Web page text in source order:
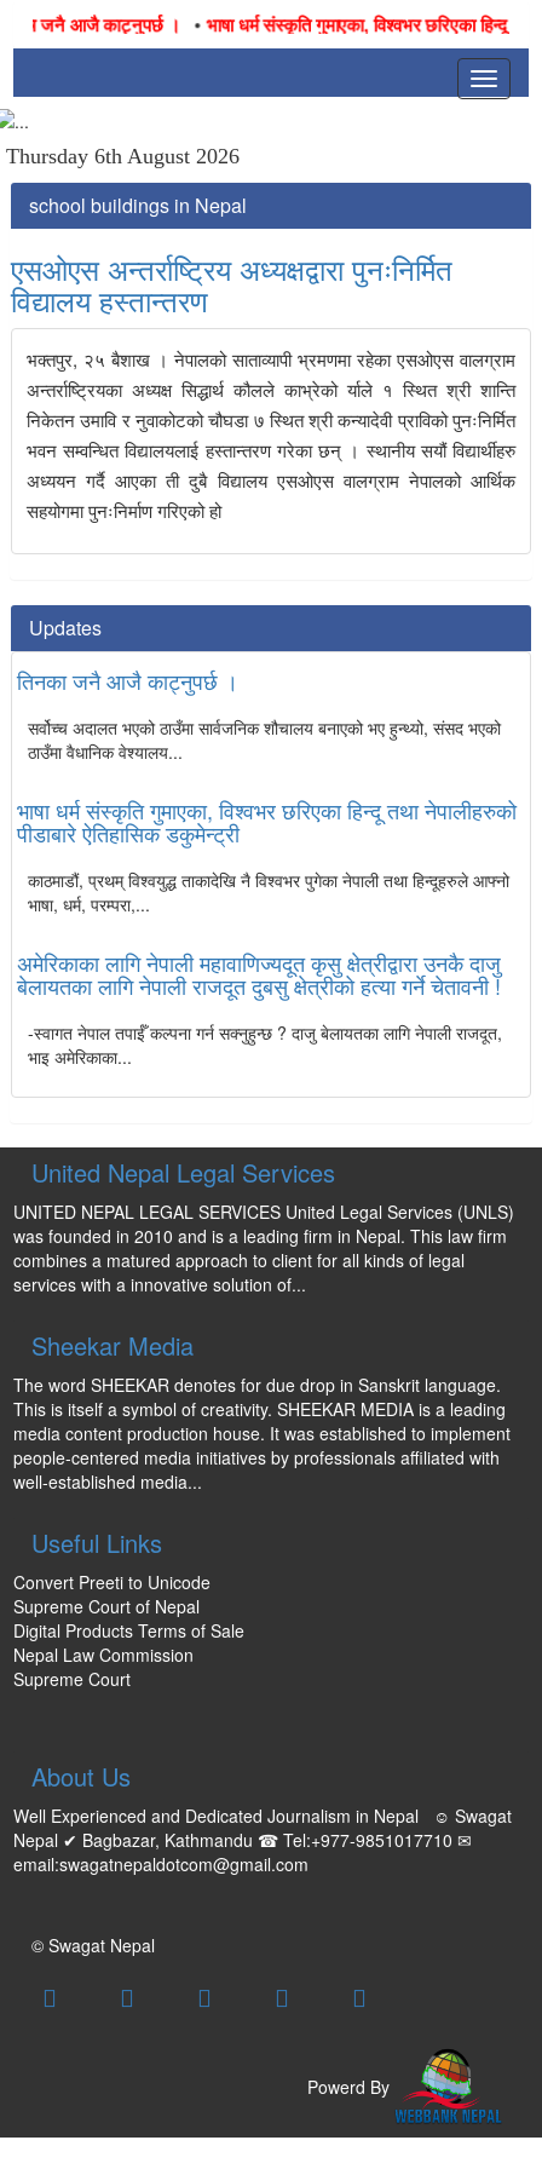
जनै आजै काट्नुपर्छ । भाषा धर्म संस्कृति गुमाएका, विश्वभर छरिएका हिन्दू तथा
Toggle
Thursday 6th August 2026
school buildings in Nepal
एसओएस अन्तर्राष्ट्रिय अध्यक्षद्वारा पुनःनिर्मित
विद्यालय हस्तान्तरण
भक्तपुर, २५ बैशाख । नेपालको साताव्यापी भ्रमणमा रहेका एसओएस वालग्राम
अन्तर्राष्ट्रियका अध्यक्ष सिद्धार्थ कौलले काभ्रेको र्याले १ स्थित श्री शान्ति
निकेतन उमावि र नुवाकोटको चौघडा ७ स्थित श्री कन्यादेवी प्राविको पुनःनिर्मित
भवन सम्वन्धित विद्यालयलाई हस्तान्तरण गरेका छन् । स्थानीय सयौं विद्यार्थीहरु
अध्ययन गर्दै आएका ती दुबै विद्यालय एसओएस वालग्राम नेपालको आर्थिक
सहयोगमा पुनःनिर्माण गरिएको हो
Updates
तिनका जनै आजै काट्नुपर्छ ।
सर्वोच्च अदालत भएको ठाउँमा सार्वजनिक शौचालय बनाएको भए हुन्थ्यो, संसद भएको
ठाउँमा वैधानिक वेश्यालय...
भाषा धर्म संस्कृति गुमाएका, विश्वभर छरिएका हिन्दू तथा नेपालीहरुको
पीडाबारे ऐतिहासिक डकुमेन्ट्री
काठमाडौं, प्रथम् विश्वयुद्ध ताकादेखि नै विश्वभर पुगेका नेपाली तथा हिन्दूहरुले आफ्नो
भाषा, धर्म, परम्परा,...
अमेरिकाका लागि नेपाली महावाणिज्यदूत कृसु क्षेत्रीद्वारा उनकै दाजु
बेलायतका लागि नेपाली राजदूत दुबसु क्षेत्रीको हत्या गर्ने चेतावनी !
-स्वागत नेपाल तपाईँ कल्पना गर्न सक्नुहुन्छ ? दाजु बेलायतका लागि नेपाली राजदूत,
भाइ अमेरिकाका...
United Nepal Legal Services
UNITED NEPAL LEGAL SERVICES United Legal Services (UNLS)
was founded in 2010 and is a leading firm in Nepal. This law firm
combines a matured approach to client for all kinds of legal
services with a innovative solution of...
Sheekar Media
The word SHEEKAR denotes for due drop in Sanskrit language.
This is itself a symbol of creativity. SHEEKAR MEDIA is a leading
media content production house. It was established to implement
people-centered media initiatives by professionals affiliated with
well-established media...
Useful Links
Convert Preeti to Unicode
Supreme Court of Nepal
Digital Products Terms of Sale
Nepal Law Commission
Supreme Court
About Us
Well Experienced and Dedicated Journalism in Nepal ☺ Swagat
Nepal ✔ Bagbazar, Kathmandu ☎ Tel:+977-9851017710 ✉
email:swagatnepaldotcom@gmail.com
© Swagat Nepal
Powerd By